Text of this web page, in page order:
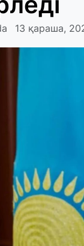
13 қараша,